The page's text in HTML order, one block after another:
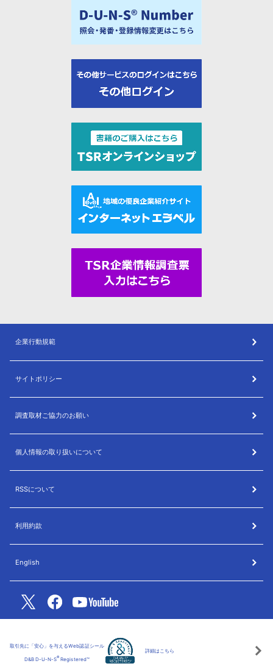
企業行動規範
サイトポリシー
調査取材ご協力のお願い
個人情報の取り扱いについて
RSSについて
利用約款
English
取引先に「安心」を与えるWeb認証シール
D&B D-U-N-S® Registered™
詳細はこちら